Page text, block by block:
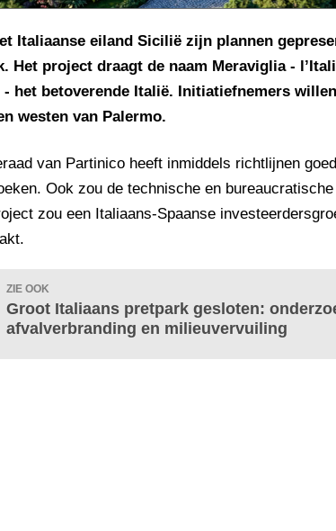
Italiaanse eiland Sicilië zijn plannen
Het project draagt de naam Meraviglia -
- het betoverende Italië. Initiatiefnemers
westen van Palermo.
van Partinico heeft inmiddels richtlijnen
Ook zou de technische en
zou een Italiaans-Spaanse
ZIE OOK
Groot Italiaans pretpark gesloten:
afvalverbranding en milieuvervuiling